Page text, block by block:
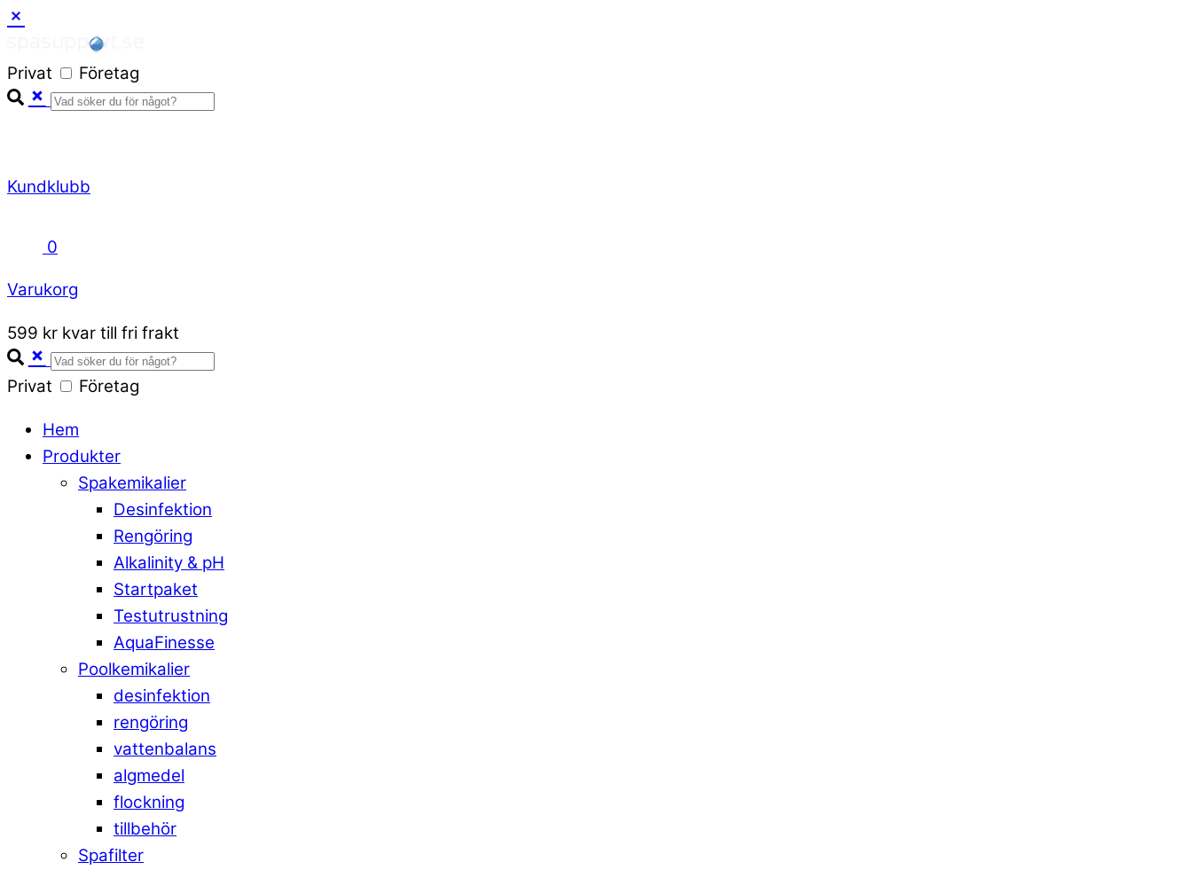
to
content
Privat Företag
Kundklubb
0
Varukorg
Close
Cart
599 kr kvar till fri frakt
Privat Företag
Hem
Produkter
Spakemikalier
Desinfektion
Rengöring
Alkalinity & pH
Startpaket
Testutrustning
AquaFinesse
Poolkemikalier
desinfektion
rengöring
vattenbalans
algmedel
flockning
tillbehör
Spafilter